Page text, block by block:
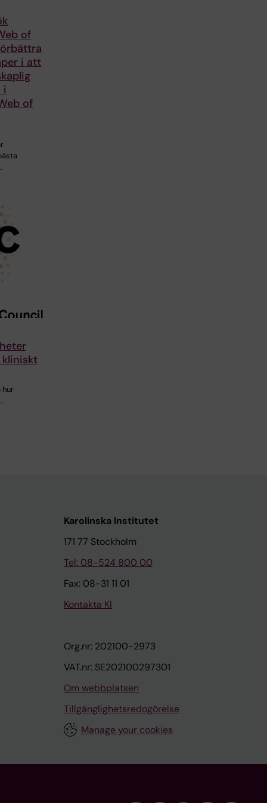
of
i att
i
of
hur
Karolinska Institutet
171 77 Stockholm
Tel: 08-524 800 00
Fax: 08-31 11 01
Kontakta KI
Org.nr: 202100-2973
VAT.nr: SE202100297301
Om webbplatsen
Tillgänglighetsredogörelse
Manage your cookies